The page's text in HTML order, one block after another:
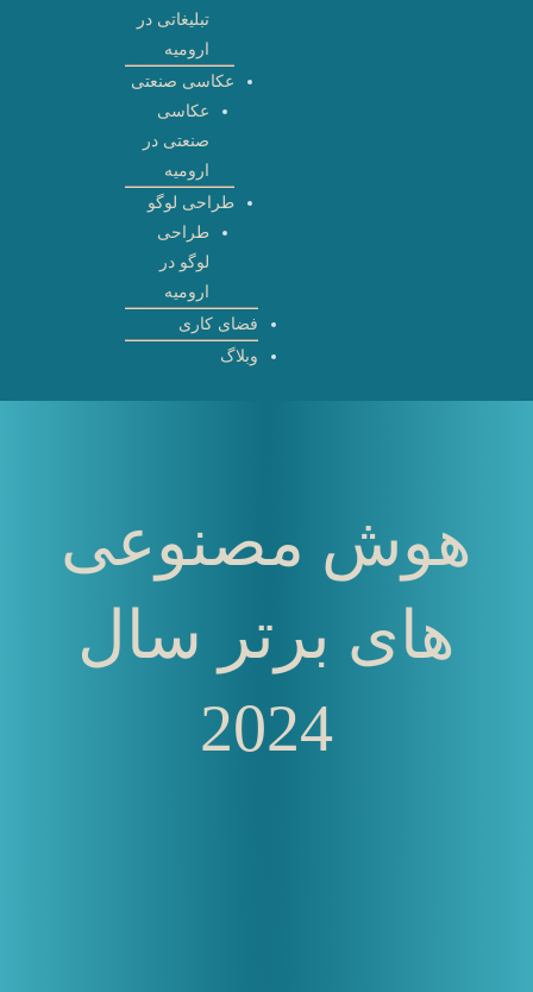
تبلیغاتی در
ارومیه
عکاسی صنعتی
عکاسی
صنعتی در
ارومیه
طراحی لوگو
طراحی
لوگو در
ارومیه
فضای کاری
وبلاگ
هوش مصنوعی
های برتر سال
2024